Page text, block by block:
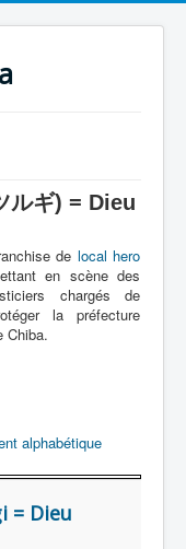
ルギ) = Dieu
de local hero
en scène des
chargés de
la préfecture
Chiba.
alphabétique
= Dieu